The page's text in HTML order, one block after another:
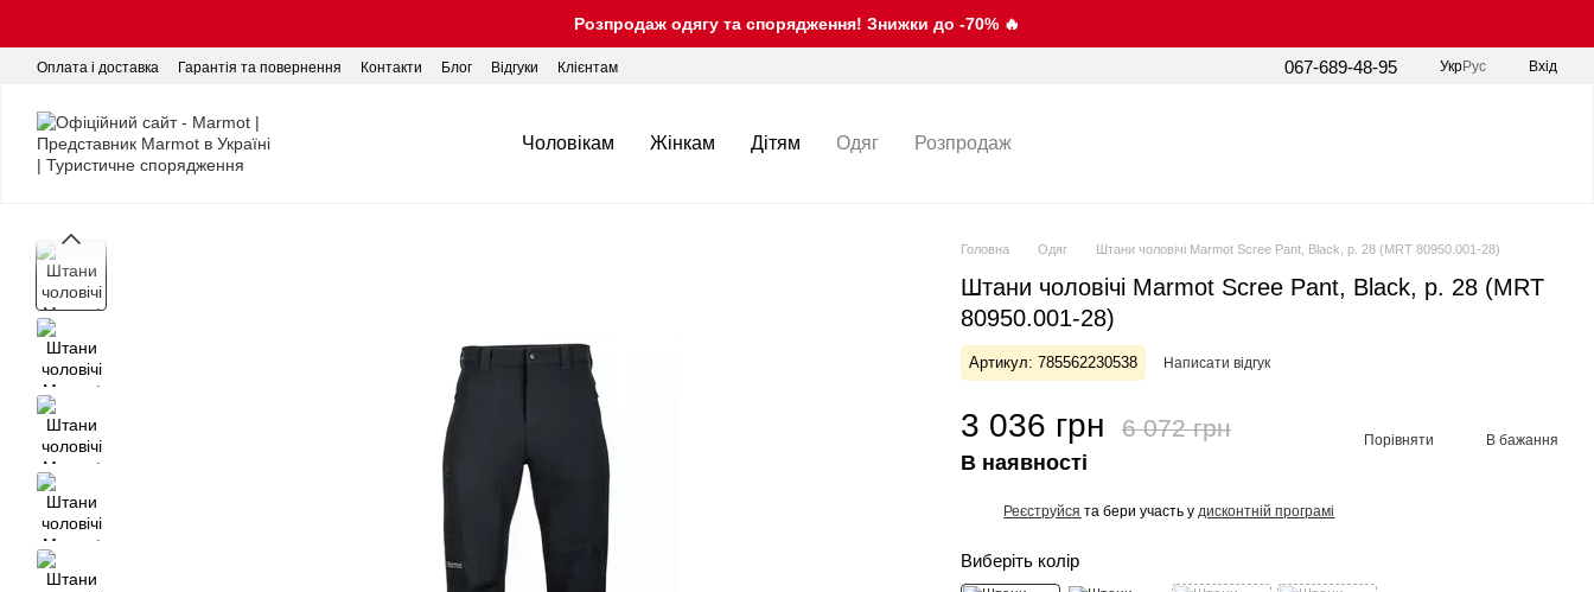
Розпродаж одягу та спорядження! Знижки до -70% 🔥
Оплата і доставка Гарантія та повернення Контакти Блог Відгуки Клієнтам 067-689-48-95 УкрРус Вхід
Чоловікам Жінкам Дітям Одяг Розпродаж
Головна Одяг Штани чоловічі Marmot Scree Pant, Black, р. 28 (MRT 80950.001-28)
Штани чоловічі Marmot Scree Pant, Black, р. 28 (MRT
80950.001-28)
Артикул: 785562230538 Написати відгук
3 036 грн 6 072 грн
В наявності
Порівняти В бажання
Реєструйся та бери участь у дисконтній програмі
Виберіть колір